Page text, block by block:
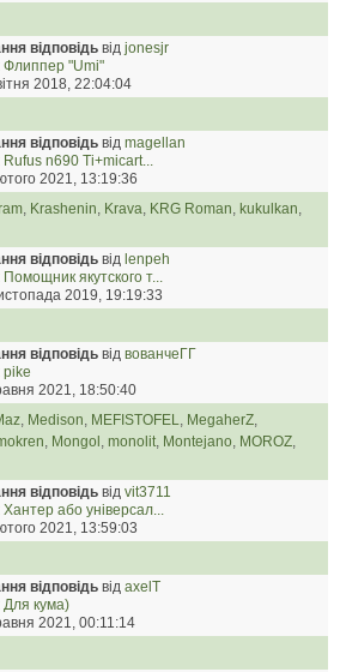
відповідьвід jonesjr
Флиппер "Umi"
2018, 22:04:04
відповідьвід magellan
Rufus n690 Ti+micart...
2021, 13:19:36
, Krashenin, Krava, KRG Roman, kukulkan,
відповідьвід lenpeh
Помощник якутского т...
2019, 19:19:33
відповідьвід вованчеГГ
pike
2021, 18:50:40
, Medison, MEFISTOFEL, MegaherZ,
, Mongol , monolit, Montejano, MOROZ,
відповідьвід vit3711
Хантер або універсал...
2021, 13:59:03
відповідьвід axelT
Для кума)
2021, 00:11:14